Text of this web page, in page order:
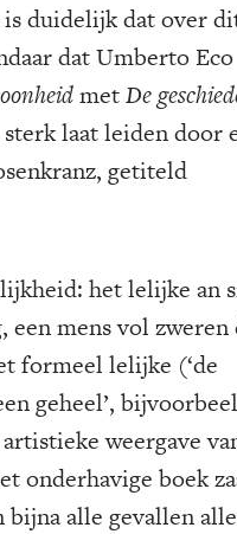
duidelijk dat over
dat Umberto Eco
metDe
laat leiden door
getiteld
het lelijke an
mens vol zweren
formeel lelijke (‘de
geheel’,
weergave
onderhavige boek
alle gevallen